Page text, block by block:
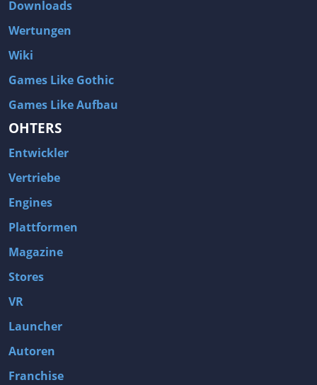
Downloads
Wertungen
Wiki
Games Like Gothic
Games Like Aufbau
OHTERS
Entwickler
Vertriebe
Engines
Plattformen
Magazine
Stores
VR
Launcher
Autoren
Franchise